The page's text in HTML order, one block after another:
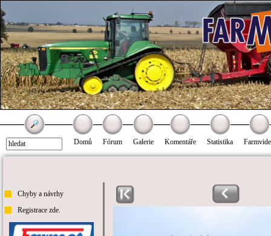
Domů Fórum Galerie Komentáře Statistika
Chyby a návrhy
Registrace zde.